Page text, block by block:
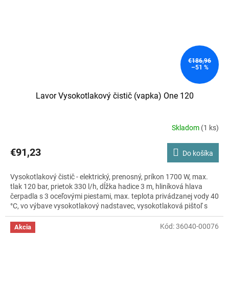
€186,96
–51 %
Lavor Vysokotlakový čistič (vapka) One 120
produktu
je
z
5
hviezdičiek.
Skladom (1 ks)
€91,23 Do košíka
Vysokotlakový čistič - elektrický, prenosný, príkon 1700 W, max.
tlak 120 bar, prietok 330 l/h, dĺžka hadice 3 m, hliníková hlava
čerpadla s 3 oceľovými piestami, max. teplota privádzanej vody 40
°C, vo výbave vysokotlakový nadstavec, vysokotlaková pištoľ s
rýchlospojkou, fľaša na čistiaci prostriedok, automatický systém
vypnutia, úložný priestor na príslušenstvo, rozmery 42 × 23 × 21
cm (V×Š×H), hmotnosť 5,7 kg
Akcia Kód:36040-00076